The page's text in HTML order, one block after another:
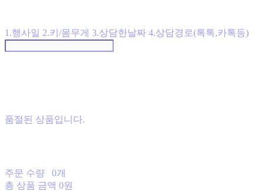
1.행사일 2.키/몸무게 3.상담한날짜 4.상담경로(톡톡,카톡등)
품절된 상품입니다.
주문 수량
0개
총 상품 금액 0원